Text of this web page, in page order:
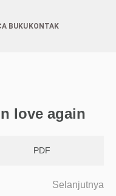
BUKU KONTAK
love again
PDF
Selanjutnya